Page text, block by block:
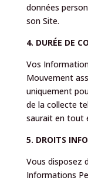
données
son Site.
4. DURÉE DE
Vos
Mouvement
uniquement
de la collecte
saurait en tout
5. DROITS
Vous disposez
Informations